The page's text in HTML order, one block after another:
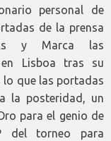
personal de
de la prensa
As y Marca las
Lisboa tras su
lo que las portadas
la posteridad, un
para el genio de
del torneo para